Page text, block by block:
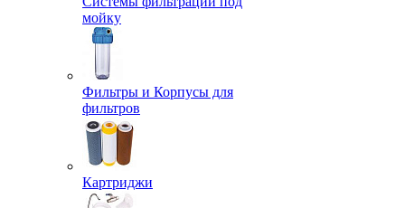
мойку
Фильтры и Корпусы для
фильтров
Картриджи